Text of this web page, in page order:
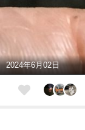
2024年6月02日